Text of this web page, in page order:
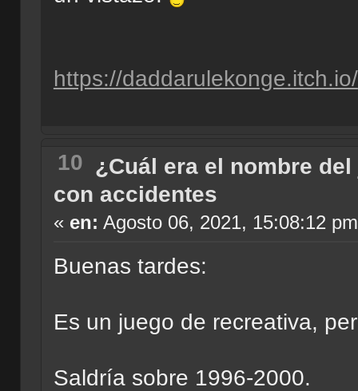
https://daddarulekonge.itch.io/
10 ¿Cuál era el nombre
con accidentes
« en: Agosto 06, 2021, 15:08:12
Buenas tardes:
Es un juego de recreativa,
Saldría sobre 1996-2000.